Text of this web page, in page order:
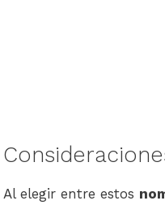
Al elegir entre estos